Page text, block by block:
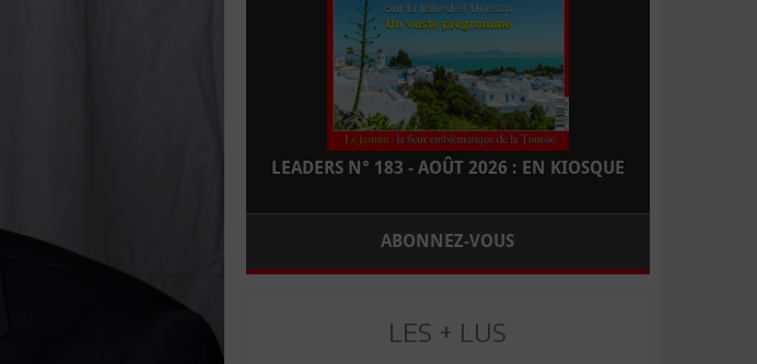
LEADERS N° 183 - AOÛT 2026 : EN KIOSQUE
ABONNEZ-VOUS
LES + LUS